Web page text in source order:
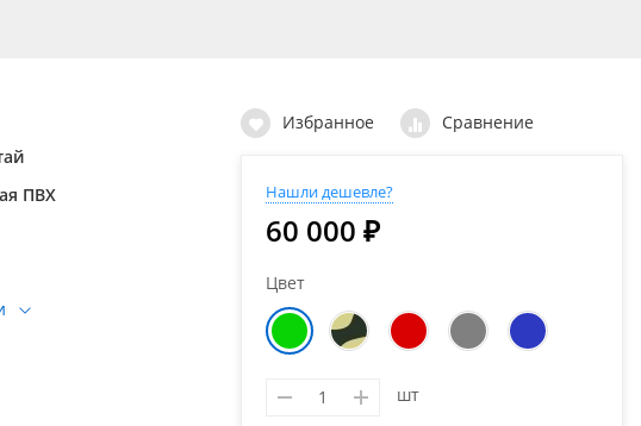
ПВХ
Избранное Сравнение
Нашли дешевле?
60 000 ₽
Цвет
шт